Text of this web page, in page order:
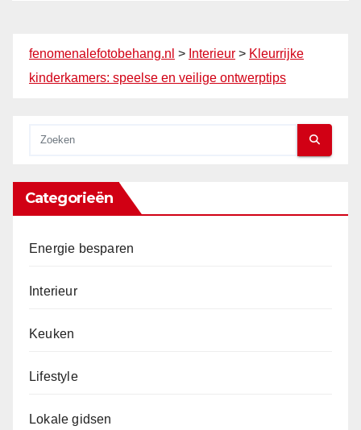
fenomenalefotobehang.nl > Interieur > Kleurrijke
kinderkamers: speelse en veilige ontwerptips
Categorieën
Energie besparen
Interieur
Keuken
Lifestyle
Lokale gidsen